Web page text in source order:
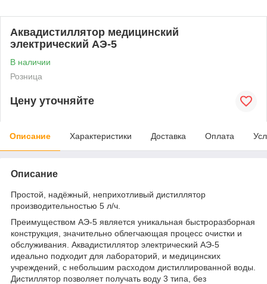
Аквадистиллятор медицинский
электрический АЭ-5
В наличии
Розница
Цену уточняйте
Описание Характеристики Доставка Оплата
Описание
Простой, надёжный, неприхотливый дистиллятор
производительностью 5 л/ч.
Преимуществом АЭ-5 является уникальная быстроразборная
конструкция, значительно облегчающая процесс очистки и
обслуживания. Аквадистиллятор электрический АЭ-5
идеально подходит для лабораторий, и медицинских
учреждений, с небольшим расходом дистиллированной воды.
Дистиллятор позволяет получать воду 3 типа, без